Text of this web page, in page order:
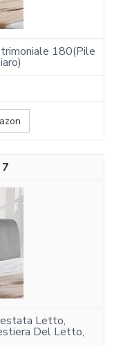
180(Pile
7
Letto,
Del Letto,